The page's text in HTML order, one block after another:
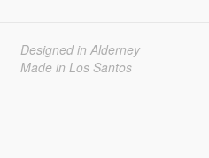
Designed in Alderney
Made in Los Santos